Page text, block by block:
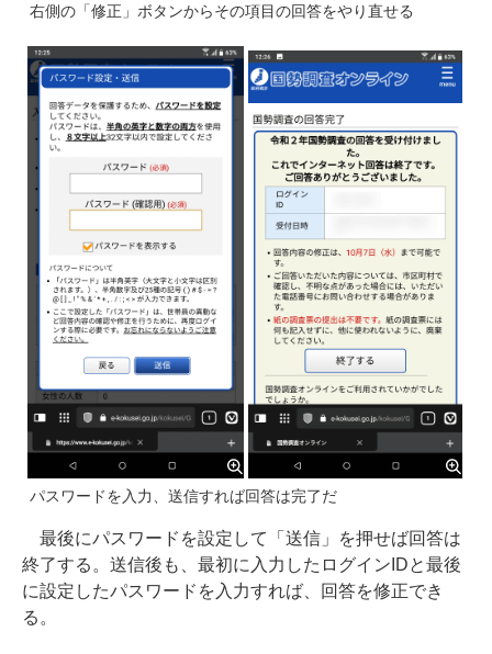
右側の「修正」ボタンからその項目の回答をやり直せる
パスワードを入力、送信すれば回答は完了だ
最後にパスワードを設定して「送信」を押せば回答は
終了する。送信後も、最初に入力したログインIDと最後
に設定したパスワードを入力すれば、回答を修正でき
る。